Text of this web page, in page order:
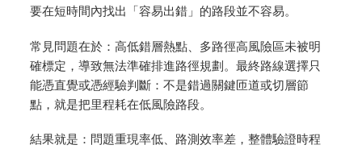
要在短時間內找出「容易出錯」的路段並不容易。
常見問題在於：高低錯層熱點、多路徑高風險區未被明
確標定，導致無法準確排進路徑規劃。最終路線選擇只
能憑直覺或憑經驗判斷：不是錯過關鍵匝道或切層節
點，就是把里程耗在低風險路段。
結果就是：問題重現率低、路測效率差，整體驗證時程